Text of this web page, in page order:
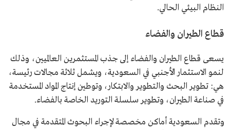
النظام البيئي الحالي.
قطاع الطيران والفضاء
يسعى قطاع الطيران والفضاء إلى جذب المستثمرين العالميين، وذلك
لنمو الاستثمار الأجنبي في السعودية، ويشمل ثلاثة مجالات رئيسة،
هي: تطوير البحث والتطوير والابتكار، وتوطين إنتاج المواد المستخدمة
في صناعة الطيران، وتطوير سلسلة التوريد الخاصة بالفضاء.
وتقدم السعودية أماكن مخصصة لإجراء البحوث المتقدمة في مجال